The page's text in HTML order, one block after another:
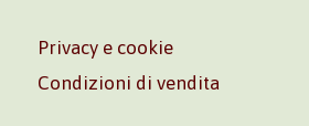
Privacy e cookie
Condizioni di vendita